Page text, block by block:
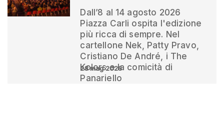
Dall’8 al 14 agosto 2026
Piazza Carli ospita l'edizione
più ricca di sempre. Nel
cartellone Nek, Patty Pravo,
Cristiano De André, i The
Kolors e la comicità di
Panariello
28 mag 2026